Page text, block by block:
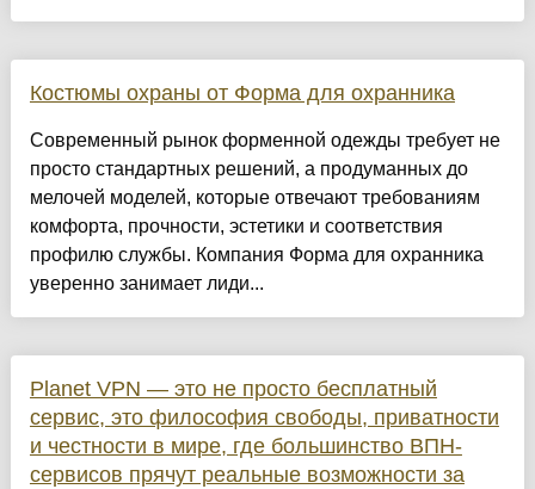
Костюмы охраны от Форма для охранника
Современный рынок форменной одежды требует не
просто стандартных решений, а продуманных до
мелочей моделей, которые отвечают требованиям
комфорта, прочности, эстетики и соответствия
профилю службы. Компания Форма для охранника
уверенно занимает лиди...
Planet VPN — это не просто бесплатный
сервис, это философия свободы, приватности
и честности в мире, где большинство ВПН-
сервисов прячут реальные возможности за